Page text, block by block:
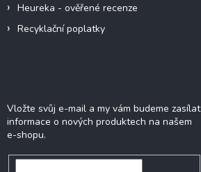
Heureka - ověřené recenze
Recyklační poplatky
Vložte svůj e-mail a my vám budeme zasílat
informace o nových produktech na našem
e-shopu.